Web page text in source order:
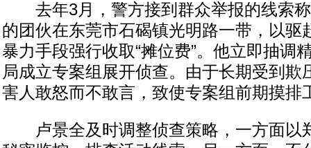
去年3月，警方接到群众举报的线索称
的团伙在东莞市石碣镇光明路一带，以驱
暴力手段强行收取“摊位费”。他立即抽调
局成立专案组展开侦查。由于长期受到欺
害人敢怒而不敢言，致使专案组前期摸排
卢景全及时调整侦查策略，一方面以